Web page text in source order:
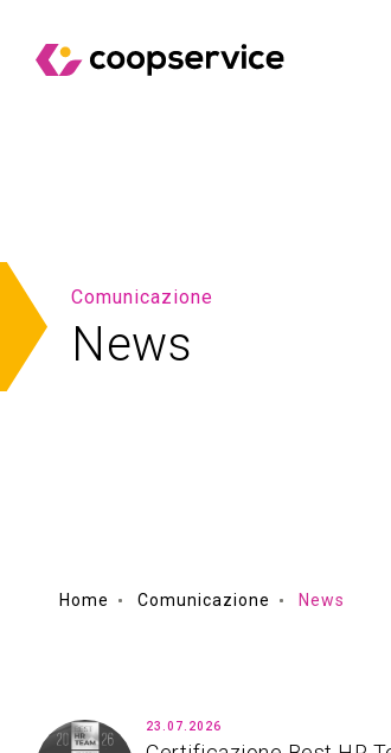
Comunicazione
News
Home Comunicazione News
23.07.2026